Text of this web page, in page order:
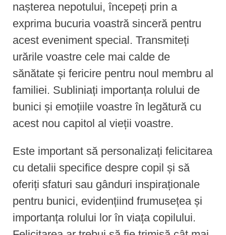
nașterea nepotului, începeți prin a
exprima bucuria voastră sinceră pentru
acest eveniment special. Transmiteți
urările voastre cele mai calde de
sănătate și fericire pentru noul membru al
familiei. Subliniați importanța rolului de
bunici și emoțiile voastre în legătură cu
acest nou capitol al vieții voastre.
Este important să personalizați felicitarea
cu detalii specifice despre copil și să
oferiți sfaturi sau gânduri inspiraționale
pentru bunici, evidențiind frumusețea și
importanța rolului lor în viața copilului.